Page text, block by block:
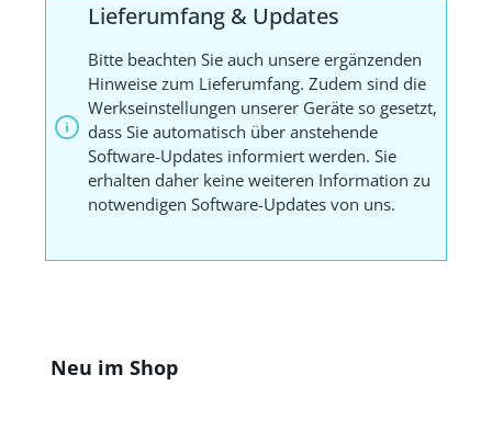
Lieferumfang & Updates
Bitte beachten Sie auch unsere ergänzenden
Hinweise zum Lieferumfang. Zudem sind die
Werkseinstellungen unserer Geräte so gesetzt,
dass Sie automatisch über anstehende
Software-Updates informiert werden. Sie
erhalten daher keine weiteren Information zu
notwendigen Software-Updates von uns.
Produktgalerie überspringen
Neu im Shop